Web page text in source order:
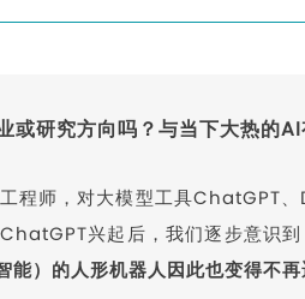
或研究方向吗？与当下大热的AI
程师，对大模型工具ChatGPT
兴起后，我们逐步意识
能）的人形机器人因此也变得不再